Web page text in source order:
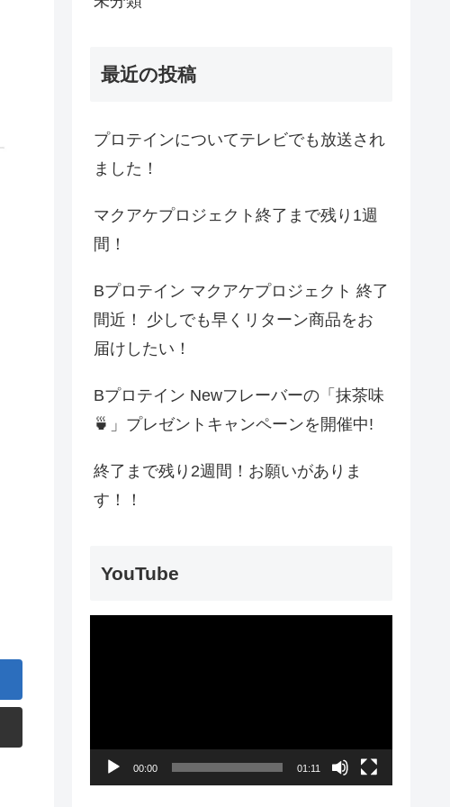
最近の投稿
プロテインについてテレビでも放送され
ました！
マクアケプロジェクト終了まで残り1週
間！
Bプロテイン マクアケプロジェクト 終了
間近！ 少しでも早くリターン商品をお
届けしたい！
Bプロテイン Newフレーバーの「抹茶味
🍵」プレゼントキャンペーンを開催中!
終了まで残り2週間！お願いがありま
す！！
YouTube
00:00 01:11